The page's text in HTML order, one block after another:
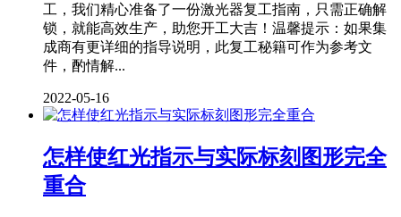
工，我们精心准备了一份激光器复工指南，只需正确解
锁，就能高效生产，助您开工大吉！温馨提示：如果集
成商有更详细的指导说明，此复工秘籍可作为参考文
件，酌情解...
2022-05-16
怎样使红光指示与实际标刻图形完全
重合